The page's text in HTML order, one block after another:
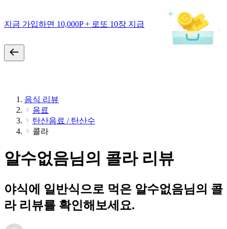
지금 가입하면 10,000P + 로또 10장 지급
음식 리뷰
음료
탄산음료 / 탄산수
콜라
알수없음님의 콜라 리뷰
야식에 일반식으로 먹은 알수없음님의 콜
라 리뷰를 확인해보세요.